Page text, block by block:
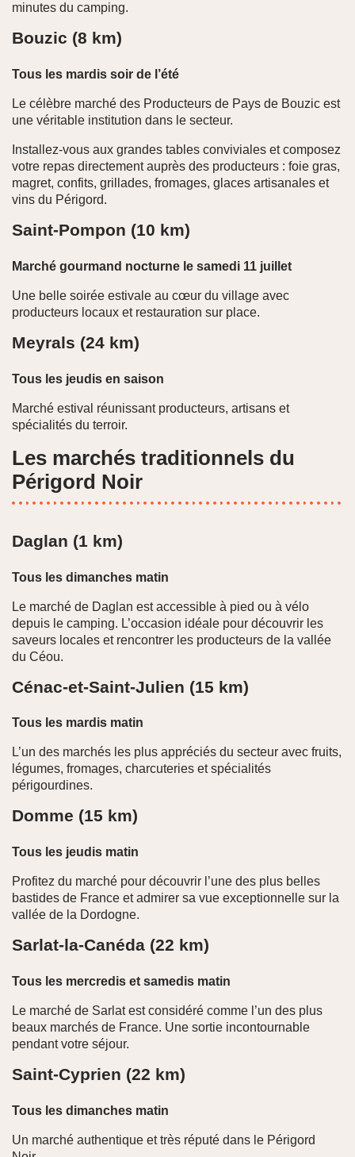
minutes du camping.
Bouzic (8 km)
Tous les mardis soir de l’été
Le célèbre marché des Producteurs de Pays de Bouzic est
une véritable institution dans le secteur.
Installez-vous aux grandes tables conviviales et composez
votre repas directement auprès des producteurs : foie gras,
magret, confits, grillades, fromages, glaces artisanales et
vins du Périgord.
Saint-Pompon (10 km)
Marché gourmand nocturne le samedi 11 juillet
Une belle soirée estivale au cœur du village avec
producteurs locaux et restauration sur place.
Meyrals (24 km)
Tous les jeudis en saison
Marché estival réunissant producteurs, artisans et
spécialités du terroir.
Les marchés traditionnels du
Périgord Noir
Daglan (1 km)
Tous les dimanches matin
Le marché de Daglan est accessible à pied ou à vélo
depuis le camping. L’occasion idéale pour découvrir les
saveurs locales et rencontrer les producteurs de la vallée
du Céou.
Cénac-et-Saint-Julien (15 km)
Tous les mardis matin
L’un des marchés les plus appréciés du secteur avec fruits,
légumes, fromages, charcuteries et spécialités
périgourdines.
Domme (15 km)
Tous les jeudis matin
Profitez du marché pour découvrir l’une des plus belles
bastides de France et admirer sa vue exceptionnelle sur la
vallée de la Dordogne.
Sarlat-la-Canéda (22 km)
Tous les mercredis et samedis matin
Le marché de Sarlat est considéré comme l’un des plus
beaux marchés de France. Une sortie incontournable
pendant votre séjour.
Saint-Cyprien (22 km)
Tous les dimanches matin
Un marché authentique et très réputé dans le Périgord